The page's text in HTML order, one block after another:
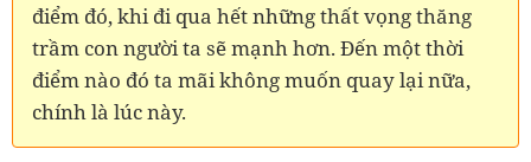
điểm đó, khi đi qua hết những thất vọng thăng
trầm con người ta sẽ mạnh hơn. Đến một thời
điểm nào đó ta mãi không muốn quay lại nữa,
chính là lúc này.